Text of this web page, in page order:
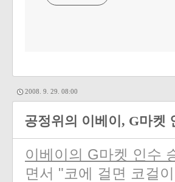
2008. 9. 29. 08:00
공정위의 이베이, G마켓
이베이의 G마켓 인수
면서 "코에 걸면 코걸